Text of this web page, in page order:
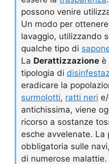
possono venire
Un modo per
lavaggio, utilizzando
qualche tipo di
La Derattizzazione è
tipologia di
eradicare la
surmolotti, ratti neri
antichissima, viene
ricorso a sostanze
esche avvelenate. La
obbligatoria sulle
di numerose malattie.